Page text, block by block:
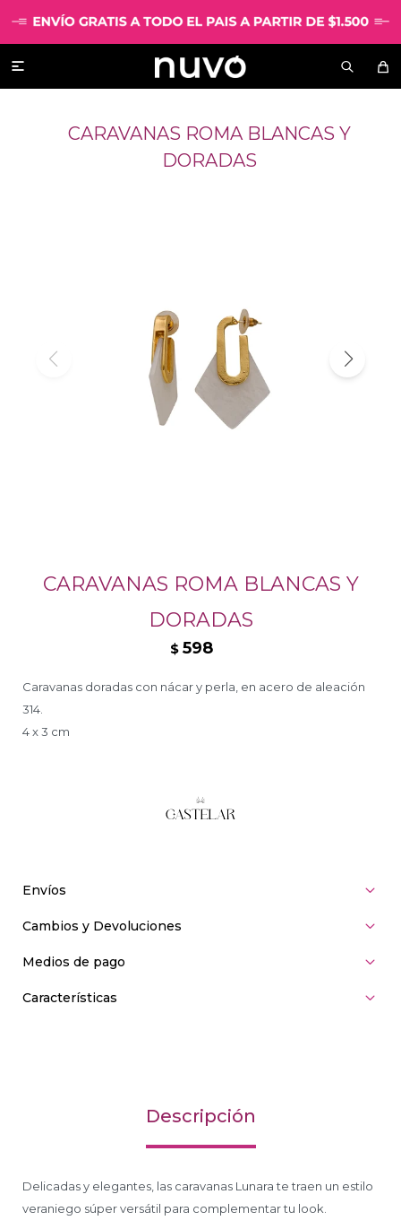

CARAVANAS ROMA BLANCAS Y
DORADAS
CARAVANAS ROMA BLANCAS Y
DORADAS
$ 598
Caravanas doradas con nácar y perla, en acero de aleación
314.
4 x 3 cm
Envíos
Cambios y Devoluciones
Medios de pago
Características
Descripción
Delicadas y elegantes, las caravanas Lunara te traen un estilo
veraniego súper versátil para complementar tu look.